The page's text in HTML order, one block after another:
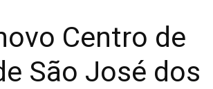
Centro de
São José dos